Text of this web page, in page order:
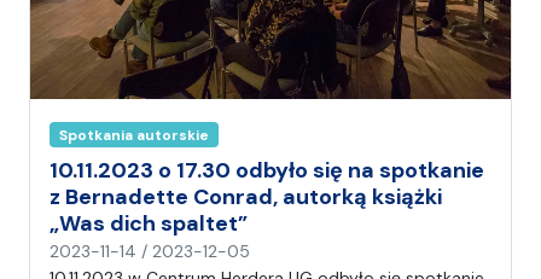
Spotkania autorskie
10.11.2023 o 17.30 odbyło się na spotkanie
z Bernadette Conrad, autorką książki
„Was dich spaltet”
2023-11-14 / 2023-12-05
a